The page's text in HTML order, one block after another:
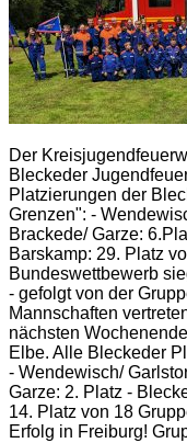
Der
Bleckeder
Platzierungen der
Grenzen": -
Brackede/ Garze:
Barskamp: 29. Platz
Bundeswettbewerb
- gefolgt von der
Mannschaften
nächsten
Elbe. Alle Bleckeder
- Wendewisch/
Garze: 2. Platz -
14. Platz von 18
Erfolg in Freiburg!